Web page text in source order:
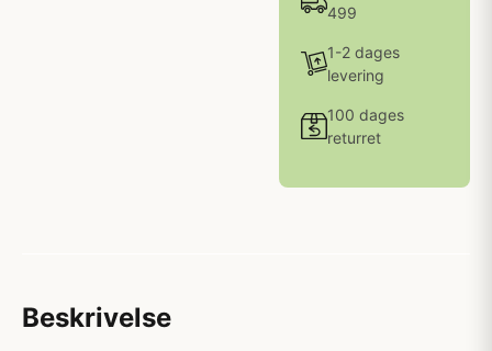
499
1-2 dages
levering
100 dages
returret
Beskrivelse